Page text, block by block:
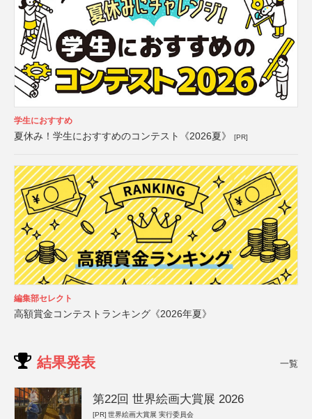
学生におすすめ
夏休み！学生におすすめのコンテスト《2026夏》 [PR]
編集部セレクト
高額賞金コンテストランキング《2026年夏》
結果発表 一覧
第22回 世界絵画大賞展 2026
[PR] 世界絵画大賞展 実行委員会